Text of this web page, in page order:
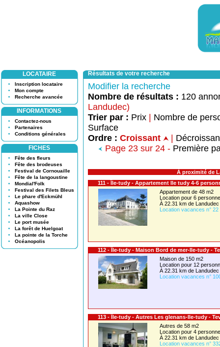
LOCATAIRE
Inscription locataire
Mon compte
Recherche avancée
INFORMATIONS
Contactez-nous
Partenaires
Conditions générales
FICHES
Fête des fleurs
Fête des brodeuses
Festival de Cornouaille
Fête de la langoustine
Mondial'Folk
Festival des Filets Bleus
Le phare d'Eckmühl
Aquashow
La Pointe du Raz
La ville Close
Le port musée
La forêt de Huelgoat
La pointe de la Torche
Océanopolis
Résultats de votre recherche
Modifier la recherche
Nombre de résultats : 120
Landudec)
Trier par : Prix
Nombre de
Surface
Ordre : Croissant
Page 23 sur 24 - Première
À proximité de
111 - Île-tudy - Appartement Ile tudy 4-6
Appartement de 48 m2
Location pour 6
À 22.31 km de Landudec
Location vacances n° 22
112 - Île-tudy - Maison Bord de mer-Ile-tudy -
Maison de 150 m2
Location pour 12
À 22.31 km de Landudec
Location vacances n°
113 - Île-tudy - Autres Les glenans-Ile-tudy -
Autres de 58 m2
Location pour 4
À 22.31 km de Landudec
Location vacances n°